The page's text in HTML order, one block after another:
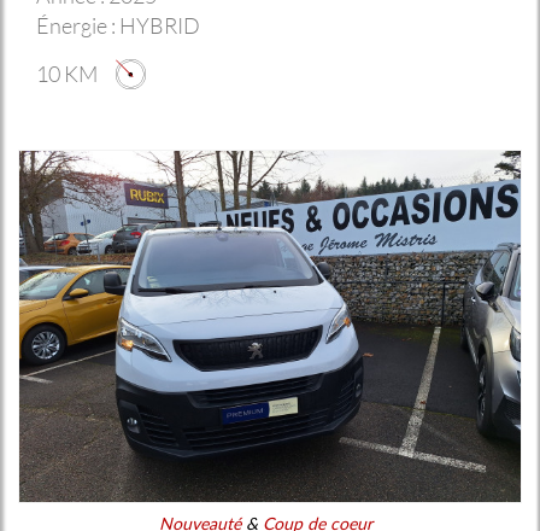
Énergie : HYBRID
10 KM
Nouveauté& Coup de coeur